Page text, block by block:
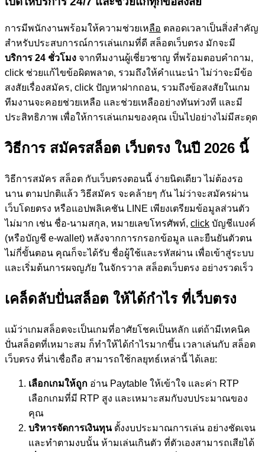
การมีพนักงานพร้อมให้ความช่วยเหลือ ตลอดเวลาเป็นสิ่งสำคัญ
สำหรับประสบการณ์การเล่นเกมที่ดี สล็อตเว็บตรง มักจะมี
บริการ 24 ชั่วโมง จากทีมงานผู้เชี่ยวชาญ ที่พร้อมตอบคำถาม,
click ช่วยแก้ไขข้อผิดพลาด, รวมถึงให้คำแนะนำ ไม่ว่าจะมีข้อ
สงสัยเรื่องสมัคร, click ปัญหาฝากถอน, รวมถึงข้อสงสัยในเกม
ทีมงานจะคอยช่วยเหลือ และช่วยเหลืออย่างทันท่วงที และมี
ประสิทธิภาพ เพื่อให้การเล่นเกมของคุณ เป็นไปอย่างไม่มีสะดุด
วิธีการ สมัครสล็อต เว็บตรง ในปี 2026 นี้
วิธีการสมัคร สล็อต กับเว็บตรงตอนนี้ ง่ายนิดเดียว ไม่ต้องรอ
นาน ตามปกติแล้ว วิธีสมัคร จะคล้ายๆ กัน ไม่ว่าจะสมัครผ่าน
เว็บโดยตรง หรือแอปพลิเคชัน LINE เพียงเตรียมข้อมูลส่วนตัว
ไม่มาก เช่น ชื่อ-นามสกุล, หมายเลขโทรศัพท์, click บัญชีแบงค์
(หรือบัญชี e-wallet) หลังจากการกรอกข้อมูล และยืนยันตัวตน
ไม่กี่ขั้นตอน คุณก็จะได้รับ ชื่อผู้ใช้และรหัสผ่าน เพื่อเข้าสู่ระบบ
และเริ่มต้นการผจญภัย ในจักรวาล สล็อตเว็บตรง อย่างรวดเร็ว
เคล็ดลับปั่นสล็อต ให้ได้กำไร ที่เว็บตรง
แม้ว่าเกมสล็อตจะเป็นเกมที่อาศัยโชคเป็นหลัก แต่ถ้ามีเทคนิค
ปั่นสล็อตที่เหมาะสม ก็ทำให้ได้กำไรมากขึ้น เวลาเล่นกับ สล็อต
เว็บตรง ที่น่าเชื่อถือ สามารถใช้กลยุทธ์เหล่านี้ ได้เลย:
เลือกเกมให้ถูก อ่าน Paytable ให้เข้าใจ และค่า RTP
เลือกเกมที่มี RTP สูง และเหมาะสมกับงบประมาณของ
คุณ
บริหารจัดการเงินทุนตั้งงบประมาณการเล่น อย่างชัดเจน
และทำตามงบนั้น ห้ามเล่นเกินตัว ที่ตัวเองสามารถเสียได้